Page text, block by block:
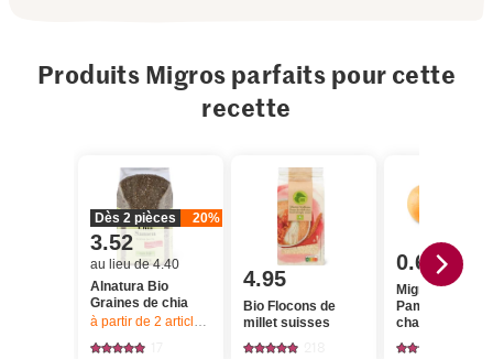
Produits Migros parfaits pour cette
recette
Dès 2 pièces 20%
3.52
au lieu de 4.40
Alnatura Bio
Graines de chia
à partir de 2 articles, Offre valable du 6.8 au 12.8.2026, jusqu’à
4.95
Bio Flocons de
millet suisses
0.60
Migros
chair rouge